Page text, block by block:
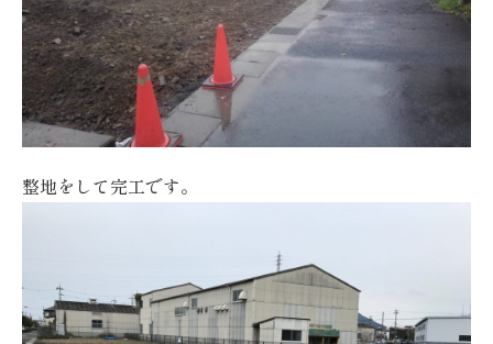
整地をして完工です。